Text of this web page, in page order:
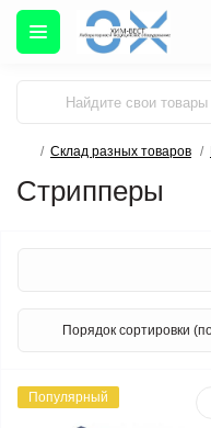
Склад разных товаров
Стрипперы
Популярный